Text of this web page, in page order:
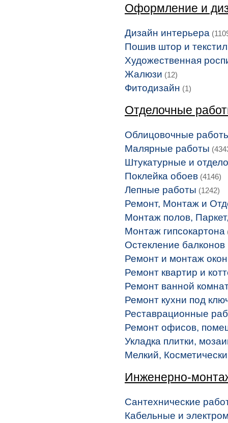
Оформление и
Дизайн интерьера
Пошив штор и
Художественная
Жалюзи (12)
Фитодизайн (1)
Отделочные
Облицовочные
Малярные работы
Штукатурные и
Поклейка обоев (4146)
Лепные работы (1242)
Ремонт, Монтаж и
Монтаж полов,
Монтаж гипсокартона
Остекление
Ремонт и монтаж окон
Ремонт квартир и
Ремонт ванной
Ремонт кухни под
Реставрационные
Ремонт офисов,
Укладка плитки,
Мелкий,
Инженерно-
Сантехнические
Кабельные и